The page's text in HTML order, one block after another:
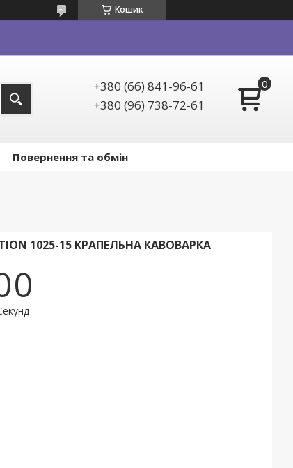
Кошик
+380 (66) 841-96-61
+380 (96) 738-72-61
Повернення та обмін
1025-15 КРАПЕЛЬНА КАВОВАРКА
0